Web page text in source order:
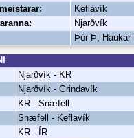
Keflavík
Njarðvík
Þór Þ, Haukar
Njarðvík - KR
Njarðvík - Grindavík
KR - Snæfell
Snæfell - Keflavík
KR - ÍR